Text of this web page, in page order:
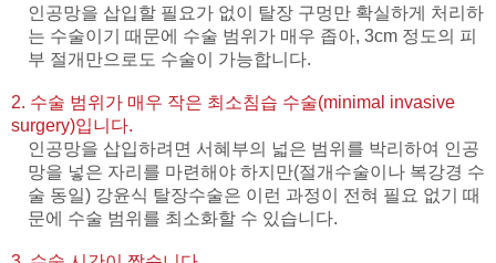
인공망을 삽입할 필요가 없이 탈장 구멍만 확실하게 처리하
는 수술이기 때문에 수술 범위가 매우 좁아, 3cm 정도의 피
부 절개만으로도 수술이 가능합니다.
2. 수술 범위가 매우 작은 최소침습 수술(minimal invasive
surgery)입니다.
인공망을 삽입하려면 서혜부의 넓은 범위를 박리하여 인공
망을 넣은 자리를 마련해야 하지만(절개수술이나 복강경 수
술 동일) 강윤식 탈장수술은 이런 과정이 전혀 필요 없기 때
문에 수술 범위를 최소화할 수 있습니다.